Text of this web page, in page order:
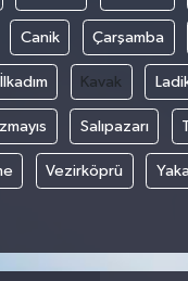
Canik Çarşamba
İlkadım Kavak
Salıpazarı
Vezirköprü